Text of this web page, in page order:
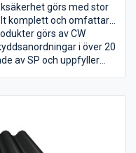
görs med stor
komplett och omfattar
att vi är engörs av CW
i över 20
av SP och uppfyller